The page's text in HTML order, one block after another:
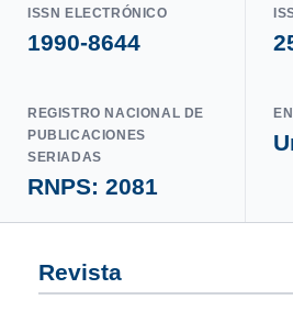
ISSN ELECTRÓNICO
1990-8644
REGISTRO NACIONAL DE
PUBLICACIONES
SERIADAS
RNPS: 2081
Revista